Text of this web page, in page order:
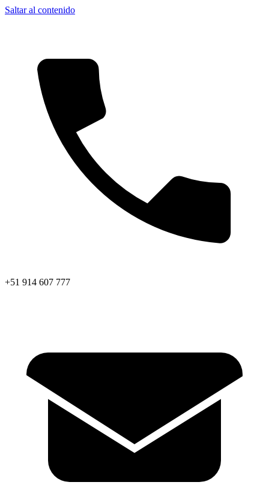
Saltar al contenido
+51 914 607 777